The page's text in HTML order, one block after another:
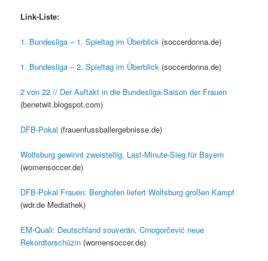
Link-Liste:
1. Bundesliga – 1. Spieltag im Überblick (soccerdonna.de)
1. Bundesliga – 2. Spieltag im Überblick (soccerdonna.de)
2 von 22 // Der Auftakt in die Bundesliga-Saison der Frauen
(benetwit.blogspot.com)
DFB-Pokal (frauenfussballergebnisse.de)
Wolfsburg gewinnt zweistellig, Last-Minute-Sieg für Bayern
(womensoccer.de)
DFB-Pokal Frauen: Berghofen liefert Wolfsburg großen Kampf
(wdr.de Mediathek)
EM-Quali: Deutschland souverän, Crnogorčević neue
Rekordtorschüzin (womensoccer.de)